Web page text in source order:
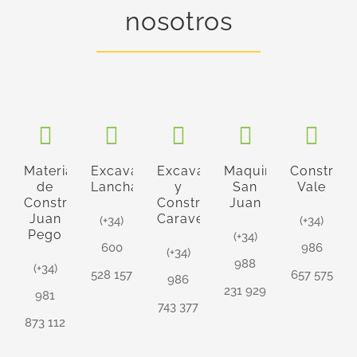
nosotros
Materiales
de
Construcción
Juan
Pego
(+34)
981
873 112
Excavaciones
Lancha
(+34)
600
528 157
Excavaciones
y
Construcciones
Caravel
(+34)
986
743 377
Maquinaria
San
Juan
(+34)
988
231 929
Vale
(+34)
986
657 575